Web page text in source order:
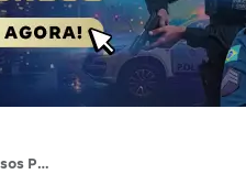
Concursos PM e Bombeiros: Congresso analisará veto sobre limite de idade